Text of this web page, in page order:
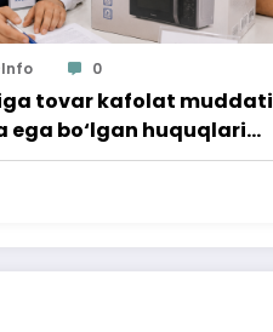
0
tovar kafolat muddati
ega bo‘lgan huquqlari